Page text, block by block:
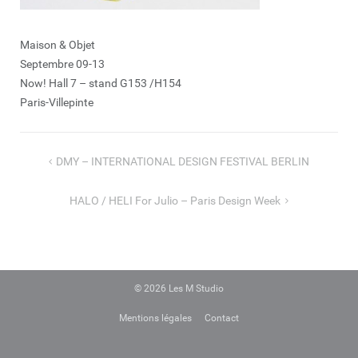
Maison & Objet
Septembre 09-13
Now! Hall 7 – stand G153 /H154
Paris-Villepinte
Navigation
l’article
DMY – INTERNATIONAL DESIGN FESTIVAL BERLIN
HALO / HELI For Julio – Paris Design Week
© 2026 Les M Studio
Mentions légales Contact